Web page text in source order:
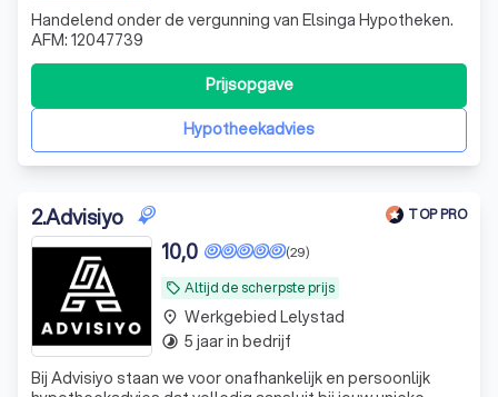
Handelend onder de vergunning van Elsinga Hypotheken.
AFM: 12047739
Hypotheekadvies
Prijsopgave
2.Advisiyo TOP PRO
local_offer Altijd de scherpste prijs
(29)
10,0
Bij Advisiyo staan we voor onafhankelijk en persoonlijk
place Werkgebied Lelystad
timelapse 5 jaar in bedrijf